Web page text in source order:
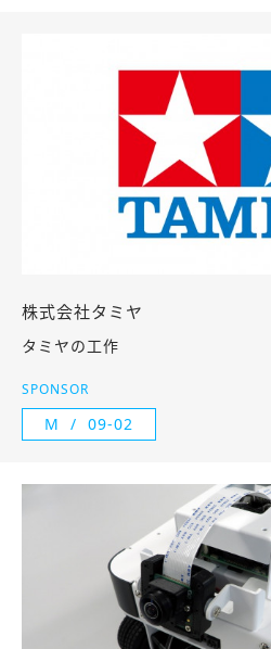
株式会社タミヤ
タミヤの工作
SPONSOR
M 09-02